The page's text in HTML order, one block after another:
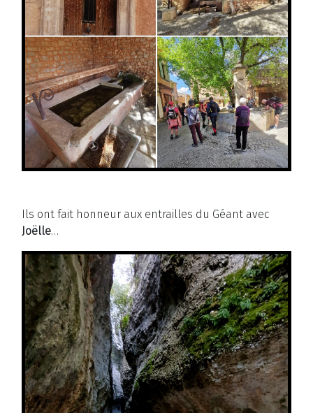
Ils ont fait honneur aux entrailles du Géant avec
Joëlle…